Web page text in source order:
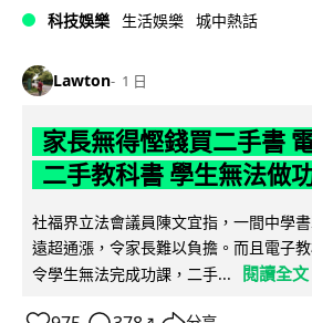
科技娛樂 生活娛樂 城中熱話
Lawton 1 日
家長無得慳錢買二手書
二手教科書 學生無法做
社福界立法會議員陳文宜指，一間中學
遠超通漲，令家長難以負擔。而且電子
令學生無法完成功課，二手...
閱讀全文